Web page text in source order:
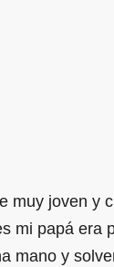
muy joven y
mi papá era
mano y